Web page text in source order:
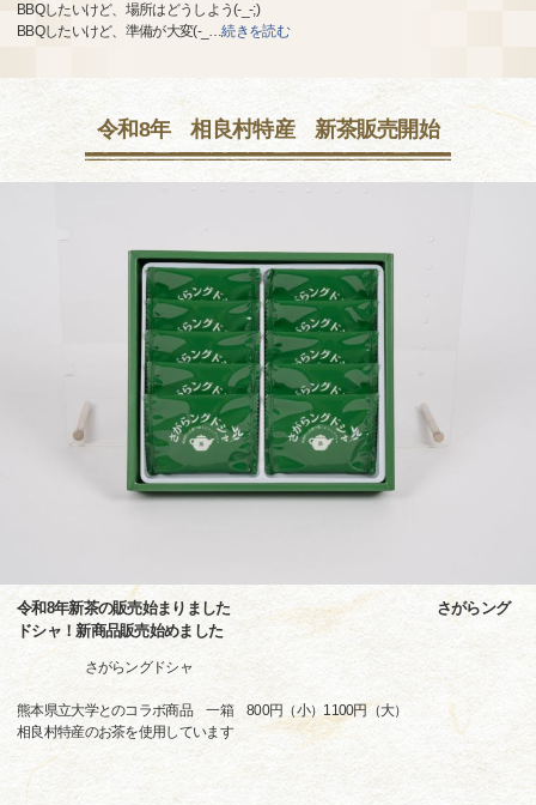
BBQしたいけど、場所はどうしよう(-_-;)
BBQしたいけど、準備が大変(-_ …続きを読む
令和8年 相良村特産 新茶販売開始
令和8年新茶の販売始まりました さがらング
ドシャ！新商品販売始めました
さがらングドシャ
熊本県立大学とのコラボ商品 一箱 800円（小）1100円（大）
相良村特産のお茶を使用しています